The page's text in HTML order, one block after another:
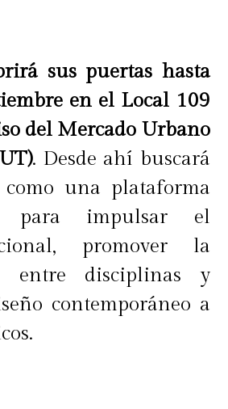
sus puertas hasta
en el Local 109
del Mercado Urbano
. Desde ahí buscará
como una plataforma
para impulsar el
promover la
entre disciplinas y
contemporáneo a